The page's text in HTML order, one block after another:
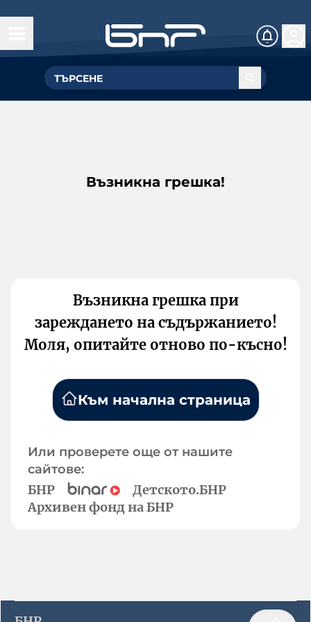
Възникна грешка!
Възникна грешка при
зареждането на съдържанието!
Моля, опитайте отново по-късно!
Към начална страница
Или проверете още от нашите
сайтове:
БНР
Детското.БНР
Архивен фонд на БНР